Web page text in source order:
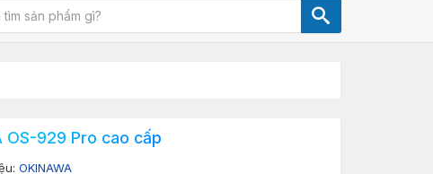
OS-929 Pro cao cấp
OKINAWA